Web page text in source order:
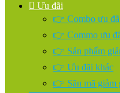
Ưu đãi
👉 Combo ưu
👉 Commo ưu
👉 Sản phẩm
👉 Ưu đãi khác
👉 Săn mã giảm